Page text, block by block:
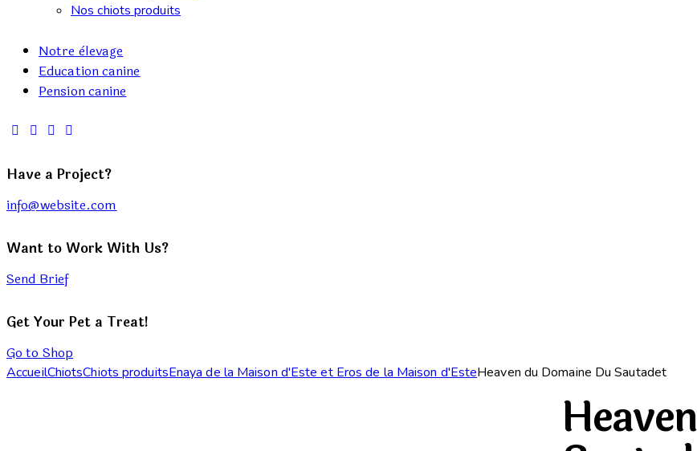
Nos chiots produits
Notre èlevage
Education canine
Pension canine
Have a Project?
info@website.com
Want to Work With Us?
Send Brief
Get Your Pet a Treat!
Go to Shop
AccueilChiotsChiots produitsEnaya de la Maison d'Este et Eros de la Maison d'EsteHeaven du Domaine Du Sautadet